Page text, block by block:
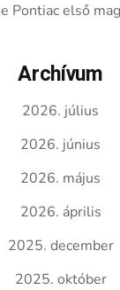
Pontiac első
Archívum
2026. július
2026. június
2026. május
2026. április
2025. december
2025. október